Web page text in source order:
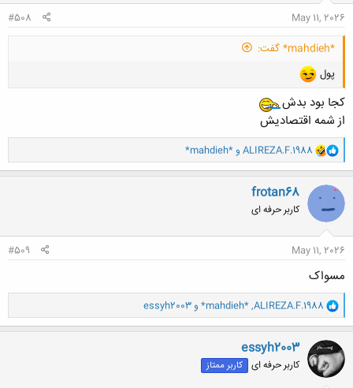
May 11, 2026
#508
*mahdieh* گفت:
پول
کجا بود بدش
از شمه اقتصادیش
و
ا
ک
ش
ه
:
ALIREZA.F.1988 و *mahdieh*
frotan68
کاربر حرفه ای
May 11, 2026
#509
مسواک
و
ا
ک
ن
ش
ه
ا
ALIREZA.F.1988
,
*mahdieh* وessyh2003
essyh2003
کاربر حرفه ای کاربر ممتاز